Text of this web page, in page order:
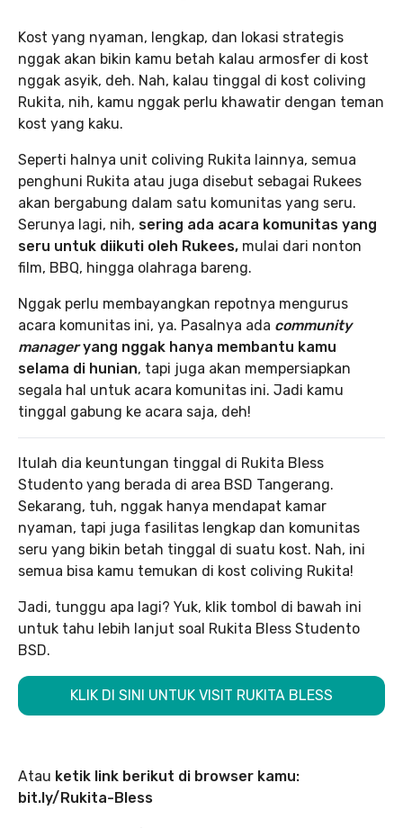
Kost yang nyaman, lengkap, dan lokasi strategis
nggak akan bikin kamu betah kalau armosfer di kost
nggak asyik, deh. Nah, kalau tinggal di kost coliving
Rukita, nih, kamu nggak perlu khawatir dengan teman
kost yang kaku.
Seperti halnya unit coliving Rukita lainnya, semua
penghuni Rukita atau juga disebut sebagai Rukees
akan bergabung dalam satu komunitas yang seru.
Serunya lagi, nih, sering ada acara komunitas yang
seru untuk diikuti oleh Rukees, mulai dari nonton
film, BBQ, hingga olahraga bareng.
Nggak perlu membayangkan repotnya mengurus
acara komunitas ini, ya. Pasalnya ada community
manageryang nggak hanya membantu kamu
selama di hunian, tapi juga akan mempersiapkan
segala hal untuk acara komunitas ini. Jadi kamu
tinggal gabung ke acara saja, deh!
Itulah dia keuntungan tinggal di Rukita Bless
Studento yang berada di area BSD Tangerang.
Sekarang, tuh, nggak hanya mendapat kamar
nyaman, tapi juga fasilitas lengkap dan komunitas
seru yang bikin betah tinggal di suatu kost. Nah, ini
semua bisa kamu temukan di kost coliving Rukita!
Jadi, tunggu apa lagi? Yuk, klik tombol di bawah ini
untuk tahu lebih lanjut soal Rukita Bless Studento
BSD.
KLIK DI SINI UNTUK VISIT RUKITA BLESS
Atau ketik link berikut di browser kamu:
bit.ly/Rukita-Bless